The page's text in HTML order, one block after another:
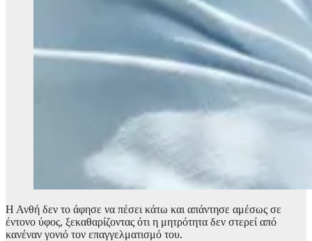
Η Ανθή δεν το άφησε να πέσει κάτω και απάντησε αμέσως σε
έντονο ύφος, ξεκαθαρίζοντας ότι η μητρότητα δεν στερεί από
κανέναν γονιό τον επαγγελματισμό του.